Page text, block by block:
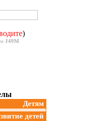
)
J49M
Детям
детей